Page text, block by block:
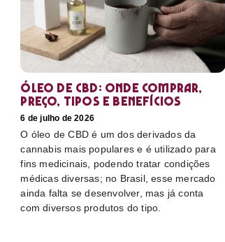
Óleo de CBD: Onde comprar,
preço, tipos e benefícios
6 de julho de 2026
O óleo de CBD é um dos derivados da
cannabis mais populares e é utilizado para
fins medicinais, podendo tratar condições
médicas diversas; no Brasil, esse mercado
ainda falta se desenvolver, mas já conta
com diversos produtos do tipo.